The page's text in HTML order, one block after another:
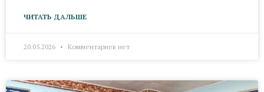
ЧИТАТЬ ДАЛЬШЕ
20.05.2026 Комментариев нет